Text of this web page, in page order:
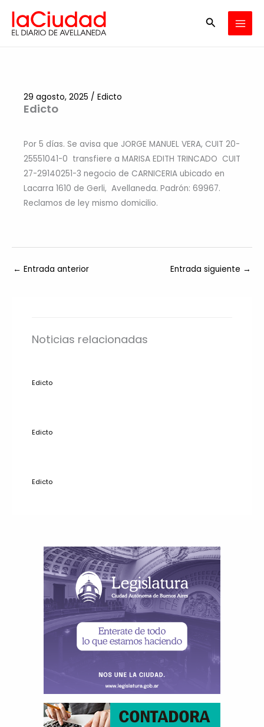
contenido
Buscar
Edicto
29 agosto, 2025 / Edicto
Por 5 días. Se avisa que JORGE MANUEL VERA, CUIT 20-
25551041-0 transfiere a MARISA EDITH TRINCADO CUIT
27-29140251-3 negocio de CARNICERIA ubicado en
Lacarra 1610 de Gerli, Avellaneda. Padrón: 69967.
Reclamos de ley mismo domicilio.
← Entrada anterior Entrada siguiente →
Noticias relacionadas
Edicto
Edicto
Edicto